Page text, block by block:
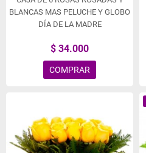
BLANCAS MAS PELUCHE Y GLOBO
DÍA DE LA MADRE
$ 34.000
COMPRAR